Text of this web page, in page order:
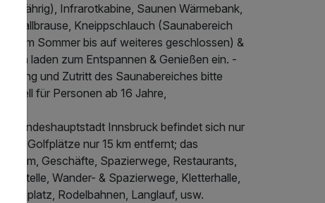
(ganzjährig), Infrarotkabine, Saunen Wärmebank,
Schwallbrause, Kneippschlauch (Saunabereich
bleibt im Sommer bis auf weiteres geschlossen) &
Garten laden zum Entspannen & Genießen ein. -
Nutzung und Zutritt des Saunabereiches bitte
generell für Personen ab 16 Jahre,
Die Landeshauptstadt Innsbruck befindet sich nur
20km, Golfplätze nur 15 km entfernt; das
Zentrum, Geschäfte, Spazierwege, Restaurants,
Haltestelle, Wander- & Spazierwege, Kletterhalle,
Eislaufplatz, Rodelbahnen, Langlauf, usw.